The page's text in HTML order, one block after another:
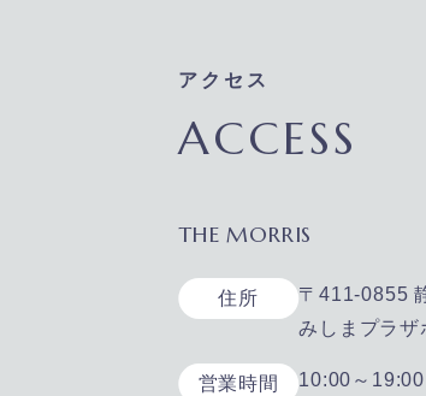
アクセス
ACCESS
THE MORRIS
住所
〒411-0855
みしまプラザ
営業時間 10:00～19:00